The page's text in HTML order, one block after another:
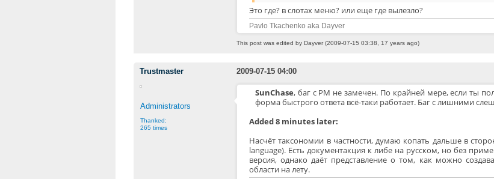
Это где? в слотах меню? или еще где вылезло?
Pavlo Tkachenko aka Dayver
This post was edited by Dayver (2009-07-15 03:38, 17 years ago)
Trustmaster 2009-07-15 04:00
Administrators
Thanked:
265 times
SunChase, баг с PM не замечен. По крайней мере, если ты
форма быстрого ответа всё-таки работает. Баг с лишними
Added 8 minutes later:
Насчёт таксономии в частности, думаю копать дальше в
language). Есть документакция к либе на русском, но без
версия, однако даёт представление о том, как можно
области на лету.